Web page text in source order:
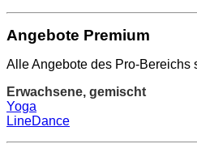
Angebote Premium
Alle Angebote des Pro-Bereichs
Erwachsene, gemischt
Yoga
LineDance